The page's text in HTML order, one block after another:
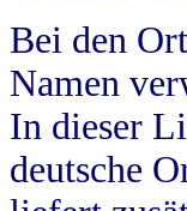
Bei den
Namen
In dieser
deutsche